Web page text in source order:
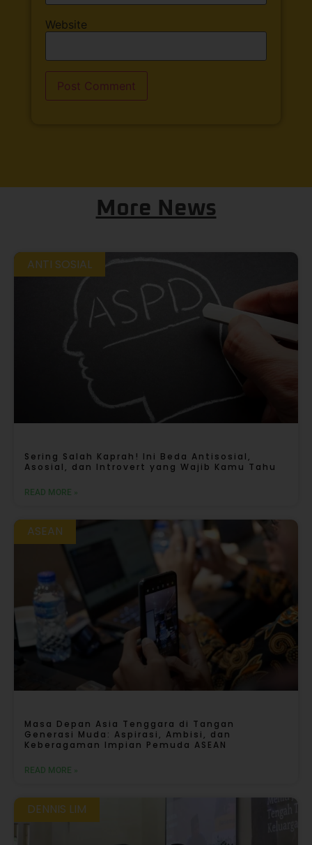
Website
More News
ANTI SOSIAL
Sering Salah Kaprah! Ini Beda Antisosial,
Asosial, dan Introvert yang Wajib Kamu Tahu
READ MORE »
ASEAN
Masa Depan Asia Tenggara di Tangan
Generasi Muda: Aspirasi, Ambisi, dan
Keberagaman Impian Pemuda ASEAN
READ MORE »
DENNIS LIM